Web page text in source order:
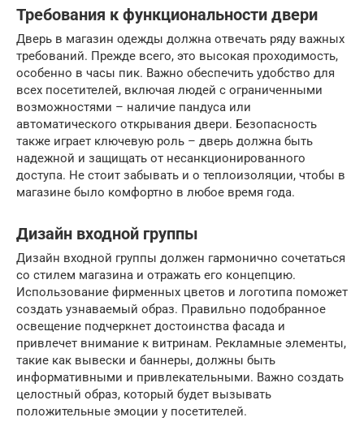
Требования к функциональности двери
Дверь в магазин одежды должна отвечать ряду важных
требований. Прежде всего, это высокая проходимость,
особенно в часы пик. Важно обеспечить удобство для
всех посетителей, включая людей с ограниченными
возможностями – наличие пандуса или
автоматического открывания двери. Безопасность
также играет ключевую роль – дверь должна быть
надежной и защищать от несанкционированного
доступа. Не стоит забывать и о теплоизоляции, чтобы в
магазине было комфортно в любое время года.
Дизайн входной группы
Дизайн входной группы должен гармонично сочетаться
со стилем магазина и отражать его концепцию.
Использование фирменных цветов и логотипа поможет
создать узнаваемый образ. Правильно подобранное
освещение подчеркнет достоинства фасада и
привлечет внимание к витринам. Рекламные элементы,
такие как вывески и баннеры, должны быть
информативными и привлекательными. Важно создать
целостный образ, который будет вызывать
положительные эмоции у посетителей.